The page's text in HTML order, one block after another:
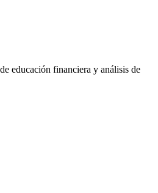
educación financiera y análisis de